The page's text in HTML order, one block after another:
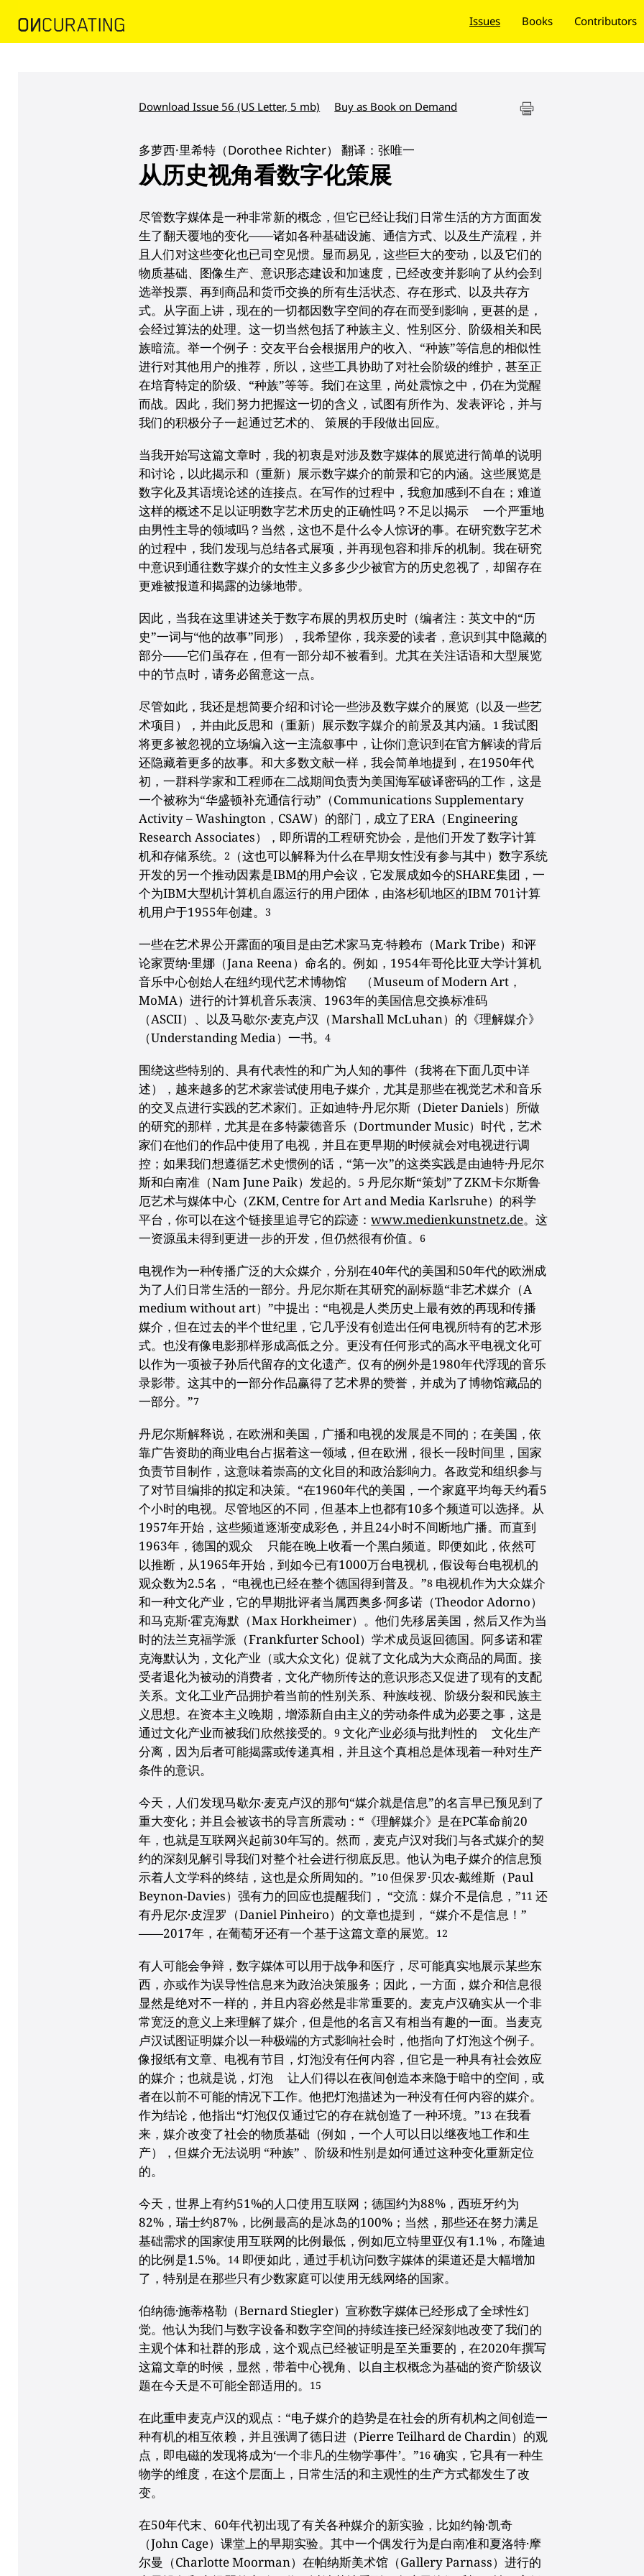
Issues Books Contributors
Download Issue 56 (US Letter, 5 mb) Buy as Book on Demand
多萝西·里希特（Dorothee Richter） 翻译：张唯一
从历史视角看数字化策展
尽管数字媒体是一种非常新的概念，但它已经让我们日常生活的方方面面发
生了翻天覆地的变化——诸如各种基础设施、通信方式、以及生产流程，并
且人们对这些变化也已司空见惯。显而易见，这些巨大的变动，以及它们的
物质基础、图像生产、意识形态建设和加速度，已经改变并影响了从约会到
选举投票、再到商品和货币交换的所有生活状态、存在形式、以及共存方
式。从字面上讲，现在的一切都因数字空间的存在而受到影响，更甚的是，
会经过算法的处理。这一切当然包括了种族主义、性别区分、阶级相关和民
族暗流。举一个例子：交友平台会根据用户的收入、“种族”等信息的相似性
进行对其他用户的推荐，所以，这些工具协助了对社会阶级的维护，甚至正
在培育特定的阶级、“种族”等等。我们在这里，尚处震惊之中，仍在为觉醒
而战。因此，我们努力把握这一切的含义，试图有所作为、发表评论，并与
我们的积极分子一起通过艺术的、 策展的手段做出回应。
当我开始写这篇文章时，我的初衷是对涉及数字媒体的展览进行简单的说明
和讨论，以此揭示和（重新）展示数字媒介的前景和它的内涵。这些展览是
数字化及其语境论述的连接点。在写作的过程中，我愈加感到不自在；难道
这样的概述不足以证明数字艺术历史的正确性吗？不足以揭示 一个严重地
由男性主导的领域吗？当然，这也不是什么令人惊讶的事。在研究数字艺术
的过程中，我们发现与总结各式展项，并再现包容和排斥的机制。我在研究
中意识到通往数字媒介的女性主义多多少少被官方的历史忽视了，却留存在
更难被报道和揭露的边缘地带。
因此，当我在这里讲述关于数字布展的男权历史时（编者注：英文中的“历
史”一词与“他的故事”同形），我希望你，我亲爱的读者，意识到其中隐藏的
部分——它们虽存在，但有一部分却不被看到。尤其在关注话语和大型展览
中的节点时，请务必留意这一点。
尽管如此，我还是想简要介绍和讨论一些涉及数字媒介的展览（以及一些艺
术项目），并由此反思和（重新）展示数字媒介的前景及其内涵。
1 我试图
将更多被忽视的立场编入这一主流叙事中，让你们意识到在官方解读的背后
还隐藏着更多的故事。和大多数文献一样，我会简单地提到，在1950年代
初，一群科学家和工程师在二战期间负责为美国海军破译密码的工作，这是
一个被称为“华盛顿补充通信行动”（Communications Supplementary
Activity – Washington，CSAW）的部门，成立了ERA（Engineering
Research Associates），即所谓的工程研究协会，是他们开发了数字计算
机和存储系统。2
（这也可以解释为什么在早期女性没有参与其中）数字系统
开发的另一个推动因素是IBM的用户会议，它发展成如今的SHARE集团，一
个为IBM大型机计算机自愿运行的用户团体，由洛杉矶地区的IBM 701计算
机用户于1955年创建。3
一些在艺术界公开露面的项目是由艺术家马克·特赖布（Mark Tribe）和评
论家贾纳·里娜（Jana Reena）命名的。例如，1954年哥伦比亚大学计算机
音乐中心创始人在纽约现代艺术博物馆 （Museum of Modern Art，
MoMA）进行的计算机音乐表演、1963年的美国信息交换标准码
（ASCII）、以及马歇尔·麦克卢汉（Marshall McLuhan）的《理解媒介》
（Understanding Media）一书。4
围绕这些特别的、具有代表性的和广为人知的事件（我将在下面几页中详
述），越来越多的艺术家尝试使用电子媒介，尤其是那些在视觉艺术和音乐
的交叉点进行实践的艺术家们。正如迪特·丹尼尔斯（Dieter Daniels）所做
的研究的那样，尤其是在多特蒙德音乐（Dortmunder Music）时代，艺术
家们在他们的作品中使用了电视，并且在更早期的时候就会对电视进行调
控；如果我们想遵循艺术史惯例的话，“第一次”的这类实践是由迪特·丹尼尔
斯和白南准（Nam June Paik）发起的。5 丹尼尔斯“策划”了ZKM卡尔斯鲁
厄艺术与媒体中心（ZKM, Centre for Art and Media Karlsruhe）的科学
平台，你可以在这个链接里追寻它的踪迹：www.medienkunstnetz.de。这
一资源虽未得到更进一步的开发，但仍然很有价值。6
电视作为一种传播广泛的大众媒介，分别在40年代的美国和50年代的欧洲成
为了人们日常生活的一部分。丹尼尔斯在其研究的副标题“非艺术媒介（A
medium without art）”中提出：“电视是人类历史上最有效的再现和传播
媒介，但在过去的半个世纪里，它几乎没有创造出任何电视所特有的艺术形
式。也没有像电影那样形成高低之分。更没有任何形式的高水平电视文化可
以作为一项被子孙后代留存的文化遗产。仅有的例外是1980年代浮现的音乐
录影带。这其中的一部分作品赢得了艺术界的赞誉，并成为了博物馆藏品的
一部分。”7
丹尼尔斯解释说，在欧洲和美国，广播和电视的发展是不同的；在美国，依
靠广告资助的商业电台占据着这一领域，但在欧洲，很长一段时间里，国家
负责节目制作，这意味着崇高的文化目的和政治影响力。各政党和组织参与
了对节目编排的拟定和决策。“在1960年代的美国，一个家庭平均每天约看5
个小时的电视。尽管地区的不同，但基本上也都有10多个频道可以选择。从
1957年开始，这些频道逐渐变成彩色，并且24小时不间断地广播。而直到
1963年，德国的观众 只能在晚上收看一个黑白频道。即便如此，依然可
以推断，从1965年开始，到如今已有1000万台电视机，假设每台电视机的
观众数为2.5名， “电视也已经在整个德国得到普及。”8 电视机作为大众媒介
和一种文化产业，它的早期批评者当属西奥多·阿多诺（Theodor Adorno）
和马克斯·霍克海默（Max Horkheimer）。他们先移居美国，然后又作为当
时的法兰克福学派（Frankfurter School）学术成员返回德国。阿多诺和霍
克海默认为，文化产业（或大众文化）促就了文化成为大众商品的局面。接
受者退化为被动的消费者，文化产物所传达的意识形态又促进了现有的支配
关系。文化工业产品拥护着当前的性别关系、种族歧视、阶级分裂和民族主
义思想。在资本主义晚期，增添新自由主义的劳动条件成为必要之事，这是
通过文化产业而被我们欣然接受的。9文化产业必须与批判性的 文化生产
分离，因为后者可能揭露或传递真相，并且这个真相总是体现着一种对生产
条件的意识。
今天，人们发现马歇尔·麦克卢汉的那句“媒介就是信息”的名言早已预见到了
重大变化；并且会被该书的导言所震动：“《理解媒介》是在PC革命前20
年，也就是互联网兴起前30年写的。然而，麦克卢汉对我们与各式媒介的契
约的深刻见解引导我们对整个社会进行彻底反思。他认为电子媒介的信息预
示着人文学科的终结，这也是众所周知的。”10但保罗·贝农-戴维斯（Paul
Beynon-Davies）强有力的回应也提醒我们， “交流：媒介不是信息，”11 还
有丹尼尔·皮涅罗（Daniel Pinheiro）的文章也提到， “媒介不是信息！”
——2017年，在葡萄牙还有一个基于这篇文章的展览。
12
有人可能会争辩，数字媒体可以用于战争和医疗，尽可能真实地展示某些东
西，亦或作为误导性信息来为政治决策服务；因此，一方面，媒介和信息很
显然是绝对不一样的，并且内容必然是非常重要的。麦克卢汉确实从一个非
常宽泛的意义上来理解了媒介，但是他的名言又有相当有趣的一面。当麦克
卢汉试图证明媒介以一种极端的方式影响社会时，他指向了灯泡这个例子。
像报纸有文章、电视有节目，灯泡没有任何内容，但它是一种具有社会效应
的媒介；也就是说，灯泡 让人们得以在夜间创造本来隐于暗中的空间，或
者在以前不可能的情况下工作。他把灯泡描述为一种没有任何内容的媒介。
作为结论，他指出“灯泡仅仅通过它的存在就创造了一种环境。”13在我看
来，媒介改变了社会的物质基础（例如，一个人可以日以继夜地工作和生
产），但媒介无法说明 “种族” 、阶级和性别是如何通过这种变化重新定位
的。
今天，世界上有约51%的人口使用互联网；德国约为88%，西班牙约为
82%，瑞士约87%，比例最高的是冰岛的100%；当然，那些还在努力满足
基础需求的国家使用互联网的比例最低，例如厄立特里亚仅有1.1%，布隆迪
的比例是1.5%。
14 即便如此，通过手机访问数字媒体的渠道还是大幅增加
了，特别是在那些只有少数家庭可以使用无线网络的国家。
伯纳德·施蒂格勒（Bernard Stiegler）宣称数字媒体已经形成了全球性幻
觉。他认为我们与数字设备和数字空间的持续连接已经深刻地改变了我们的
主观个体和社群的形成，这个观点已经被证明是至关重要的，在2020年撰写
这篇文章的时候，显然，带着中心视角、以自主权概念为基础的资产阶级议
题在今天是不可能全部适用的。
15
在此重申麦克卢汉的观点：“电子媒介的趋势是在社会的所有机构之间创造一
种有机的相互依赖，并且强调了德日进（Pierre Teilhard de Chardin）的观
点，即电磁的发现将成为‘一个非凡的生物学事件’。”16 确实，它具有一种生
物学的维度，在这个层面上，日常生活的和主观性的生产方式都发生了改
变。
在50年代末、60年代初出现了有关各种媒介的新实验，比如约翰·凯奇
（John Cage）课堂上的早期实验。其中一个偶发行为是白南准和夏洛特·摩
尔曼（Charlotte Moorman）在帕纳斯美术馆（Gallery Parnass）进行的